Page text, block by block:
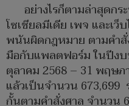
อย่างไรก็ตามล่าสุดก
โซเชียลมีเดีย เพจ และเว็
พนันผิดกฎหมาย ตามคำสั่
มือกับแพลตฟอร์ม ในปีงบ
ตุลาคม 2568 – 31 พฤษภ
แล้วเป็นจำนวน 673,699
กั้นตามคำสั่งศาล จำนวน